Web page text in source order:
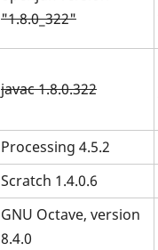
"1.8.0_322"
javac 1.8.0.322
Processing 4.5.2
Scratch 1.4.0.6
GNU Octave, version
8.4.0